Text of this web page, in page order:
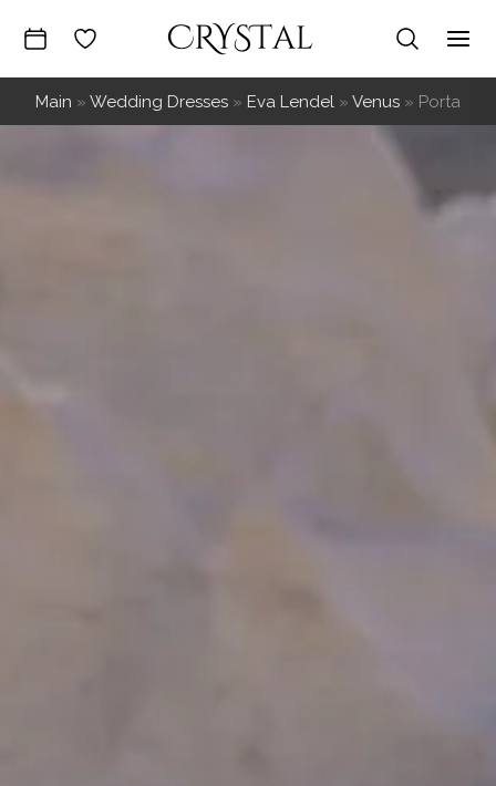
content
Main » Wedding Dresses » Eva Lendel » Venus » Porta